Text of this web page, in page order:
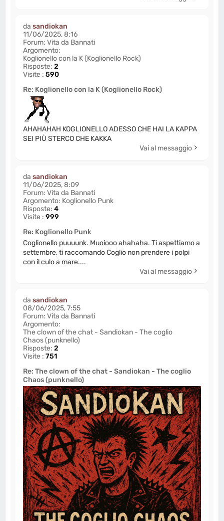
dasandiokan
11/06/2025, 8:16
Forum:Vita da Bannati
Argomento:
Koglionello con la K (Koglionello Rock)
Risposte:2
Visite :590
Re: Koglionello con la K (Koglionello Rock)
AHAHAHAH KOGLIONELLO ADESSO CHE HAI LA KAPPA
SEI PIÙ STERCO CHE KAKKA
Vai al messaggio
dasandiokan
11/06/2025, 8:09
Forum:Vita da Bannati
Argomento: Koglionello Punk
Risposte:4
Visite :999
Re: Koglionello Punk
Coglionello puuuunk. Muoiooo ahahaha. Ti aspettiamo a
settembre, ti raccomando Coglio non prendere i polpi
con il culo a mare....
Vai al messaggio
dasandiokan
08/06/2025, 7:55
Forum:Vita da Bannati
Argomento:
The clown of the chat - Sandiokan - The coglio
Chaos (punknello)
Risposte:2
Visite :751
Re: The clown of the chat - Sandiokan - The coglio
Chaos (punknello)